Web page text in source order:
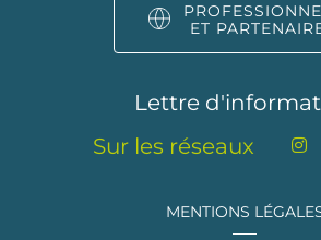
ET
Lettre
Sur les réseaux
MENTIONS